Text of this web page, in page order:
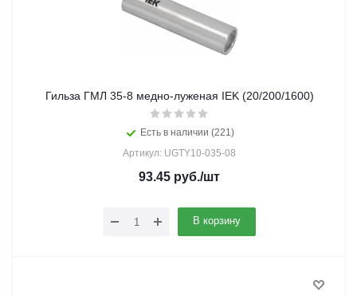
Гильза ГМЛ 35-8 медно-луженая IEK (20/200/1600)
Есть в наличии (221)
Артикул: UGTY10-035-08
93.45 руб./шт
В корзину